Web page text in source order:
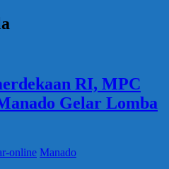
RI, MPC
Gelar Lomba
online Manado